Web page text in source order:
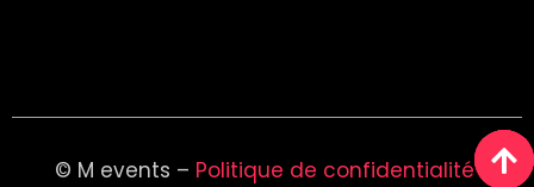
© M events – Politique de confidentialité